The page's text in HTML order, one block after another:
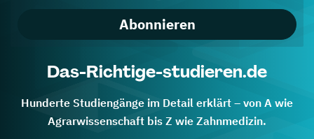
Abonnieren
Das-Richtige-studieren.de
Hunderte Studiengänge im Detail erklärt – von A wie
Agrarwissenschaft bis Z wie Zahnmedizin.